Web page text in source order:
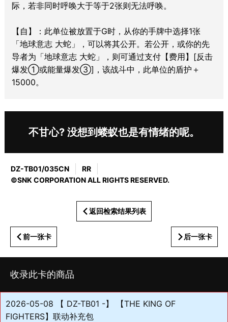
际，若非同时呼唤大于等于2张则无法呼唤。
【自】：此单位被放置于G时，从你的手牌中选择1张
「地球意志 大蛇」，可以将其公开。若公开，或你的先
导者为「地球意志 大蛇」，则可通过支付【费用】[反击
爆发①或能量爆发③]，该战斗中，此单位的盾护＋
15000。
不甘心? 没想到蝼蚁也是有情绪的呢。
DZ-TB01/035CN
RR
©SNK CORPORATION ALL RIGHTS RESERVED.
前一张卡
返回检索结果列表
后一张卡
收录此卡的商品
2026-05-08 【 DZ-TB01 -】 【THE KING OF
FIGHTERS】联动补充包